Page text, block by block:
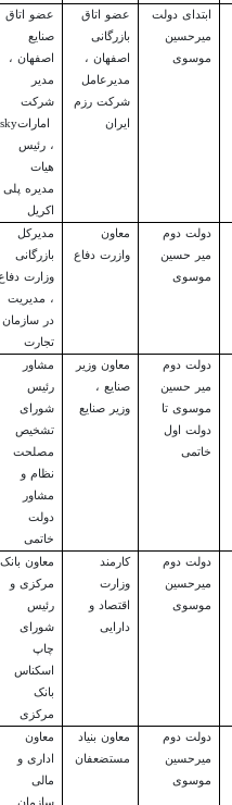
ابتدای دولت
میرحسین
موسوی
عضو اتاق
بازرگانی
اصفهان ،
مدیرعامل
شرکت رزم
ایران
عضو اتاق
صنایع
اصفهان ،
مدیر
شرکت
skyامارات
، رئیس
هیات
مدیره پلی
اکریل
دولت دوم
میر حسین
موسوی
معاون
وازرت دفاع
مدیرکل
بازرگانی
وزارت
، مدیریت
در سازمان
تجارت
دولت دوم
میر حسین
موسوی تا
دولت اول
خاتمی
معاون وزیر
صنایع ،
وزیر صنایع
مشاور
رئیس
شورای
تشخیص
مصلحت
نظام و
مشاور
دولت
خاتمی
دولت دوم
میرحسین
موسوی
کارمند
وزارت
اقتصاد و
دارایی
معاون بانک
مرکزی و
رئیس
شورای
چاپ
اسکناس
بانک
مرکزی
دولت دوم
میرحسین
موسوی
معاون بنیاد
مستضعفان
معاون
اداری و
مالی
سازمان